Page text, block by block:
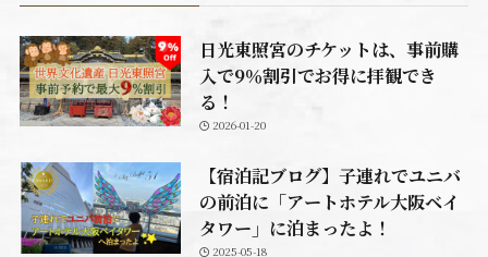
日光東照宮のチケットは、事前購
入で9％割引でお得に拝観でき
る！
2026-01-20
【宿泊記ブログ】子連れでユニバ
の前泊に「アートホテル大阪ベイ
タワー」に泊まったよ！
2025-05-18